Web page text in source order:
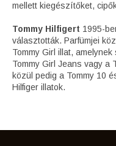
mellett kiegészítőket,
Tommy Hilfigert 1995-
választották. Parfümjei
Tommy Girl illat,
Tommy Girl Jeans vagy a
közül pedig a Tommy 10
Hilfiger illatok.